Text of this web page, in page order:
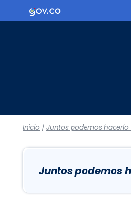
Logo Gobierno de
Inicio / Juntos podemos hacerlo
Juntos podemos